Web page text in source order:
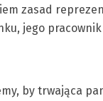
zasad
jego
by trwająca